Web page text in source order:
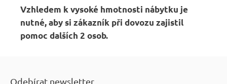
Vzhledem k vysoké hmotnosti nábytku je
nutné, aby si zákazník při dovozu zajistil
pomoc dalších 2 osob.
Odebírat newsletter